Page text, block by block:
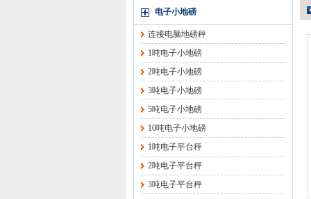
电子小地磅
连接电脑地磅秤
1吨电子小地磅
2吨电子小地磅
3吨电子小地磅
5吨电子小地磅
10吨电子小地磅
1吨电子平台秤
2吨电子平台秤
3吨电子平台秤